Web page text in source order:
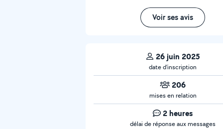
Voir ses avis
26 juin 2025
date d’inscription
206
mises en relation
2 heures
délai de réponse aux messages